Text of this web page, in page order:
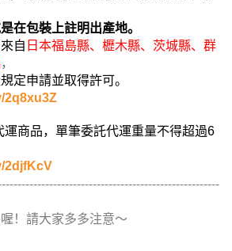
在包裝上註明出產地。
自 日本福島縣、櫪木縣、茨城縣、 群
，
定申請並取得許可。
2q8xu3Z
商品，單筆委託代運重量不得超過6
2djfKcV
！請大家多多注意～